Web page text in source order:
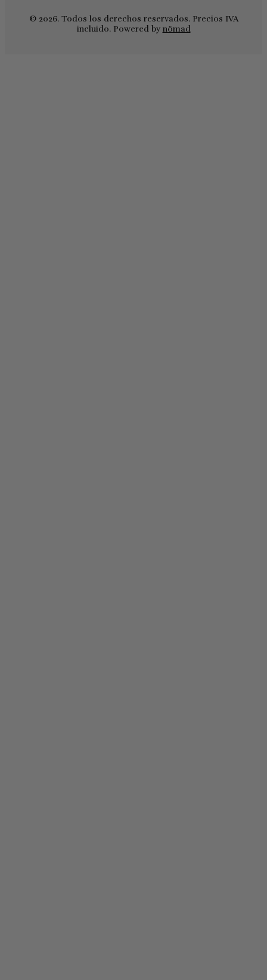
© 2026. Todos los derechos reservados. Precios IVA
incluido. Powered by nömad